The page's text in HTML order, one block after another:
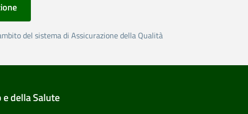
del sistema di Assicurazione della Qualità
della Salute